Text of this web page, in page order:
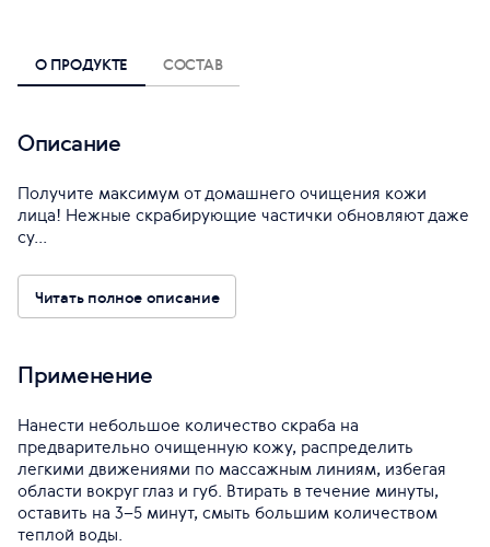
О ПРОДУКТЕ СОСТАВ
Описание
Получите максимум от домашнего очищения кожи
лица! Нежные скрабирующие частички обновляют даже
су...
Читать полное описание
Применение
Нанести небольшое количество скраба на
предварительно очищенную кожу, распределить
легкими движениями по массажным линиям, избегая
области вокруг глаз и губ. Втирать в течение минуты,
оставить на 3–5 минут, смыть большим количеством
теплой воды.